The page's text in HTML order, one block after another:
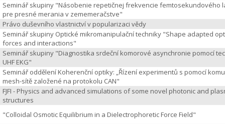
Seminář skupiny "Násobenie repetičnej frekvencie femtosekundového
pre presné merania v zememeračstve"
Právo duševního vlastnictví v popularizaci vědy
Seminář skupiny Optické mikromanipulační techniky "Shape adapted
forces and interactions"
Seminář skupiny "Diagnostika srdeční komorové asynchronie pomocí
UHF EKG"
Seminář oddělení Koherenční optiky: „Řízení experimentů s pomocí
mesh-sítě založené na protokolu CAN"
FJFI - Physics and advanced simulations of some novel photonic and
structures
"Colloidal Osmotic Equilibrium in a Dielectrophoretic Force Field"